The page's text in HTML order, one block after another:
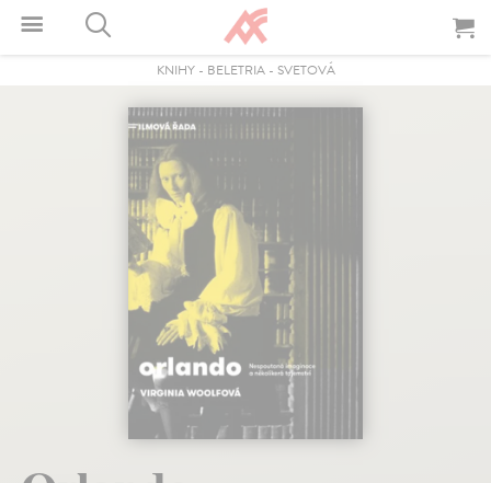
KNIHY- BELETRIA- SVETOVÁ